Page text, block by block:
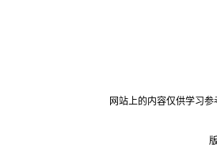
网站上的内容仅供学习